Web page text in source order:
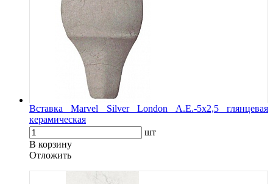
Вставка Marvel Silver London A.E.-5x2,5 глянцевая
керамическая
шт
В корзину
Oтложить